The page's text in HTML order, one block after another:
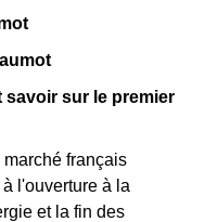
savoir sur le premier
français
l'ouverture à la
et la fin des